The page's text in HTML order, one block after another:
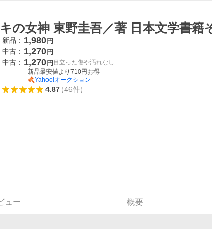
の女神 東野圭吾／著 日本文学書籍
新品： 1,980円
中古： 1,270円
中古： 1,270円 目立った傷や汚れなし
新品最安値より 710円お得
Yahoo!オークション
4.87（46件）
ュー 概要